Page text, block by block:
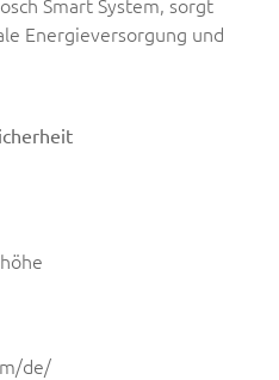
Energieversorgung und
de/